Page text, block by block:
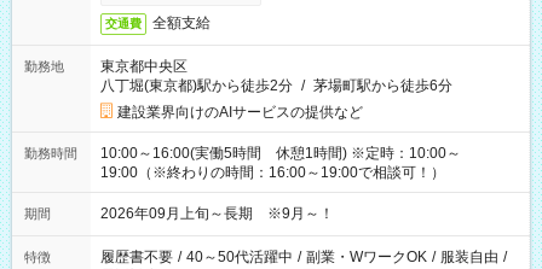
交通費 全額支給
勤務地
東京都中央区
八丁堀(東京都)駅から徒歩2分 / 茅場町駅から徒歩6分
建設業界向けのAIサービスの提供など
勤務時間
10:00～16:00(実働5時間 休憩1時間) ※定時：10:00～
19:00（※終わりの時間：16:00～19:00で相談可！）
期間 2026年09月上旬～長期 ※9月～！
特徴 履歴書不要 / 40～50代活躍中 / 副業・WワークOK / 服装自由 /